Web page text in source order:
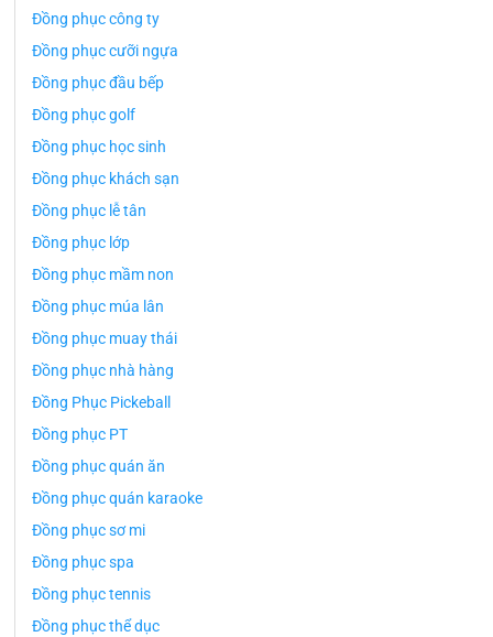
Đồng phục công ty
Đồng phục cưỡi ngựa
Đồng phục đầu bếp
Đồng phục golf
Đồng phục học sinh
Đồng phục khách sạn
Đồng phục lễ tân
Đồng phục lớp
Đồng phục mầm non
Đồng phục múa lân
Đồng phục muay thái
Đồng phục nhà hàng
Đồng Phục Pickeball
Đồng phục PT
Đồng phục quán ăn
Đồng phục quán karaoke
Đồng phục sơ mi
Đồng phục spa
Đồng phục tennis
Đồng phục thể dục